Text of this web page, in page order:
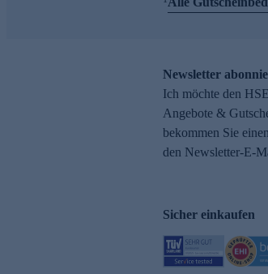
Newsletter
Ich möchte den
Angebote &
bekommen Sie
den Newsletter-E-
Sicher einkaufen